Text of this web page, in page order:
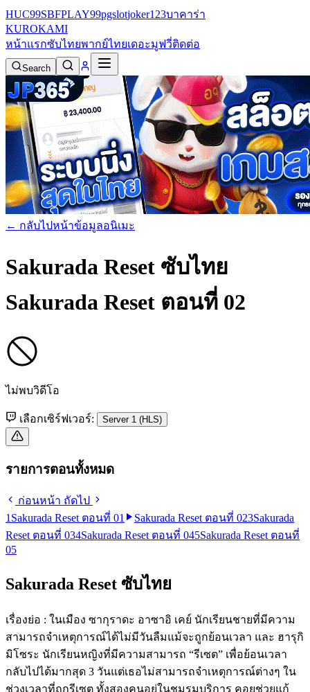
HUC99SBFPLAY99pgslotjoker123บาคาร่า
KUROKAMI
หน้าแรกซับไทยพากย์ไทยเดอะมูฟวี่ติดต่อ
Search
← กลับไปหน้าข้อมูลอนิเมะ
Sakurada Reset ซับไทย
Sakurada Reset ตอนที่ 02
ไม่พบวิดีโอ
เลือกเซิร์ฟเวอร์: Server 1 (HLS)
รายการตอนทั้งหมด
ก่อนหน้า ถัดไป
1 Sakurada Reset ตอนที่ 01 Sakurada Reset ตอนที่ 023Sakurada
Reset ตอนที่ 034Sakurada Reset ตอนที่ 045Sakurada Reset ตอนที่
05
Sakurada Reset ซับไทย
เรื่องย่อ : ในเมือง ซากุราดะ อาซาอิ เคย์ นักเรียนชายที่มีความ
สามารถจำเหตุการณ์ได้ไม่มีวันลืมแม้จะถูกย้อนเวลา และ ฮารุกิ
มิโซระ นักเรียนหญิงที่มีความสามารถ “รีเซต” เพื่อย้อนเวลา
กลับไปได้มากสุด 3 วันแต่เธอไม่สามารถจำเหตุการณ์ต่างๆ ใน
ช่วงเวลาที่ถูกรีเซต ทั้งสองคนอยู่ในชมรมบริการ คอยช่วยแก้